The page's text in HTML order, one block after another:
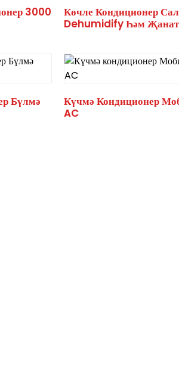
3000
Көчле Кондиционер
Dehumidify Һәм
Бүлмә
Күчмә Кондиционер
AC